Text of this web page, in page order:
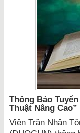
Thông Báo
Thuật Nâng Cao”
Viện Trần Nhân